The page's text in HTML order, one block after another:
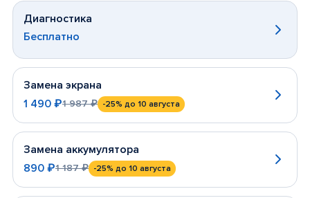
Диагностика
Бесплатно
Замена экрана
1 490 ₽1 987 ₽ -25% до 10 августа
Замена аккумулятора
890 ₽1 187 ₽ -25% до 10 августа